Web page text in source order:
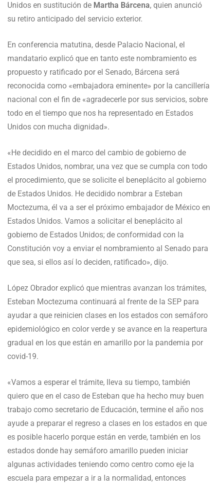
Unidos en sustitución de Martha Bárcena, quien anunció
su retiro anticipado del servicio exterior.
En conferencia matutina, desde Palacio Nacional, el
mandatario explicó que en tanto este nombramiento es
propuesto y ratificado por el Senado, Bárcena será
reconocida como «embajadora eminente» por la cancillería
nacional con el fin de «agradecerle por sus servicios, sobre
todo en el tiempo que nos ha representado en Estados
Unidos con mucha dignidad».
«He decidido en el marco del cambio de gobierno de
Estados Unidos, nombrar, una vez que se cumpla con todo
el procedimiento, que se solicite el beneplácito al gobierno
de Estados Unidos. He decidido nombrar a Esteban
Moctezuma, él va a ser el próximo embajador de México en
Estados Unidos. Vamos a solicitar el beneplácito al
gobierno de Estados Unidos; de conformidad con la
Constitución voy a enviar el nombramiento al Senado para
que sea, si ellos así lo deciden, ratificado», dijo.
López Obrador explicó que mientras avanzan los trámites,
Esteban Moctezuma continuará al frente de la SEP para
ayudar a que reinicien clases en los estados con semáforo
epidemiológico en color verde y se avance en la reapertura
gradual en los que están en amarillo por la pandemia por
covid-19.
«Vamos a esperar el trámite, lleva su tiempo, también
quiero que en el caso de Esteban que ha hecho muy buen
trabajo como secretario de Educación, termine el año nos
ayude a preparar el regreso a clases en los estados en que
es posible hacerlo porque están en verde, también en los
estados donde hay semáforo amarillo pueden iniciar
algunas actividades teniendo como centro como eje la
escuela para empezar a ir a la normalidad, entonces